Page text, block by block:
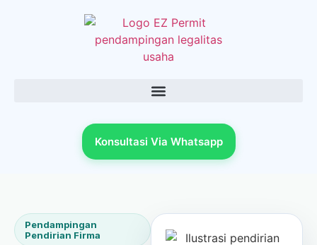
Konsultasi Via Whatsapp
Pendampingan
Pendirian Firma